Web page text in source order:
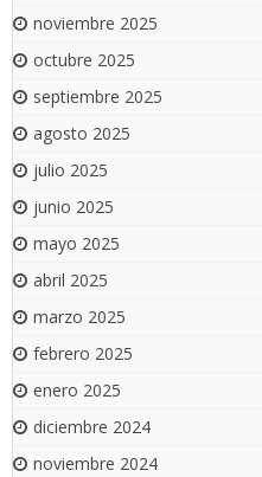
noviembre 2025
octubre 2025
septiembre 2025
agosto 2025
julio 2025
junio 2025
mayo 2025
abril 2025
marzo 2025
febrero 2025
enero 2025
diciembre 2024
noviembre 2024